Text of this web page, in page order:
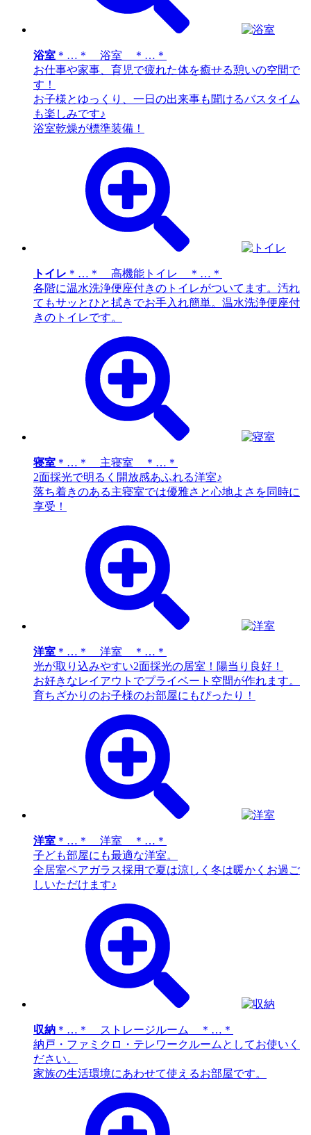
浴室 ＊…＊ 浴室 ＊…＊
お仕事や家事、育児で疲れた体を癒せる憩いの空間で
す！
お子様とゆっくり、一日の出来事も聞けるバスタイム
も楽しみです♪
浴室乾燥が標準装備！
トイレ ＊…＊ 高機能トイレ ＊…＊
各階に温水洗浄便座付きのトイレがついてます。汚れ
てもサッとひと拭きでお手入れ簡単。温水洗浄便座付
きのトイレです。
寝室 ＊…＊ 主寝室 ＊…＊
2面採光で明るく開放感あふれる洋室♪
落ち着きのある主寝室では優雅さと心地よさを同時に
享受！
洋室 ＊…＊ 洋室 ＊…＊
光が取り込みやすい2面採光の居室！陽当り良好！
お好きなレイアウトでプライベート空間が作れます。
育ちざかりのお子様のお部屋にもぴったり！
洋室 ＊…＊ 洋室 ＊…＊
子ども部屋にも最適な洋室。
全居室ペアガラス採用で夏は涼しく冬は暖かくお過ご
しいただけます♪
収納 ＊…＊ ストレージルーム ＊…＊
納戸・ファミクロ・テレワークルームとしてお使いく
ださい。
家族の生活環境にあわせて使えるお部屋です。